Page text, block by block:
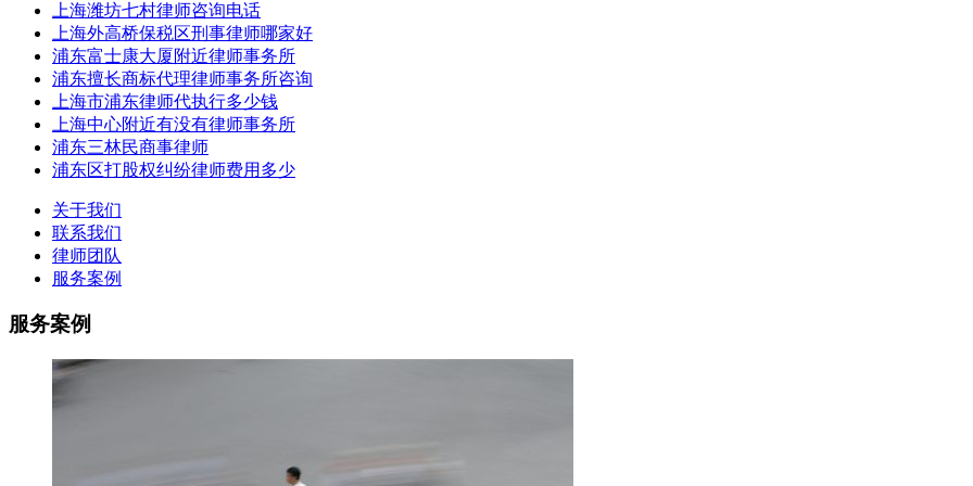
上海潍坊七村律师咨询电话
上海外高桥保税区刑事律师哪家好
浦东富士康大厦附近律师事务所
浦东擅长商标代理律师事务所咨询
上海市浦东律师代执行多少钱
上海中心附近有没有律师事务所
浦东三林民商事律师
浦东区打股权纠纷律师费用多少
关于我们
联系我们
律师团队
服务案例
服务案例